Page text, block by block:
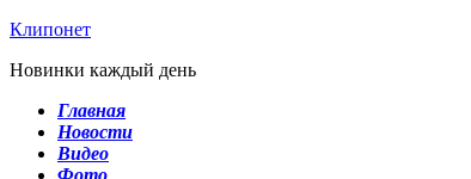
Клипонет
Новинки каждый день
Главная
Новости
Видео
Фото